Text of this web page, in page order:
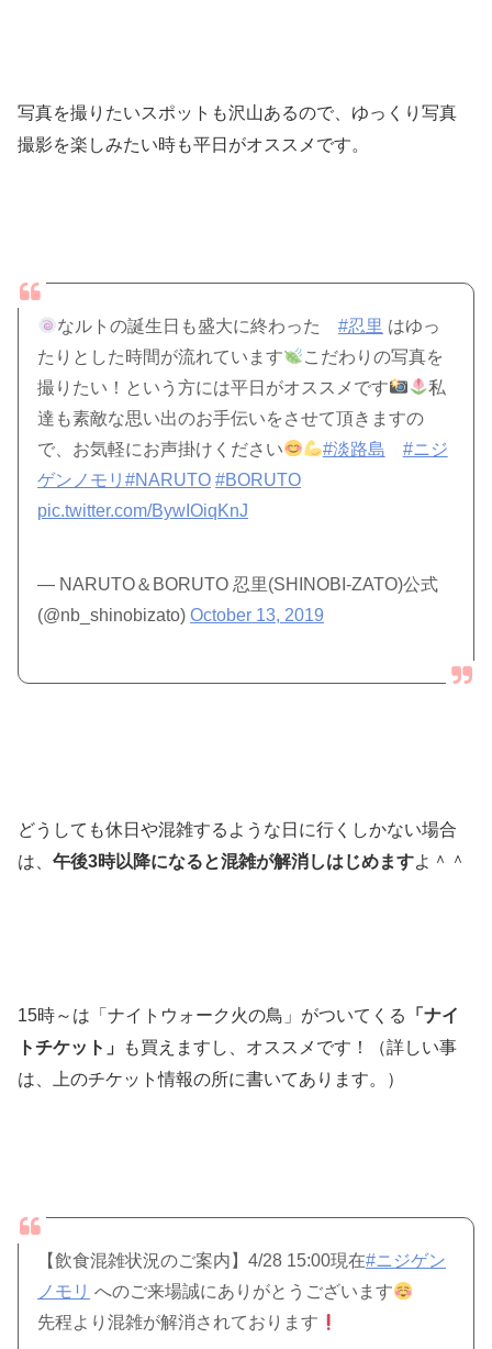
写真を撮りたいスポットも沢山あるので、ゆっくり写真
撮影を楽しみたい時も平日がオススメです。
なルトの誕生日も盛大に終わった #忍里 はゆっ
たりとした時間が流れています
こだわりの写真を
撮りたい！という方には平日がオススメです
私
達も素敵な思い出のお手伝いをさせて頂きますの
で、お気軽にお声掛けください
#淡路島
#ニジ
ゲンノモリ#NARUTO #BORUTO
pic.twitter.com/BywIOiqKnJ
— NARUTO＆BORUTO 忍里(SHINOBI-ZATO)公式
(@nb_shinobizato)October 13, 2019
どうしても休日や混雑するような日に行くしかない場合
は、午後3時以降になると混雑が解消しはじめます よ＾＾
15時～は「ナイトウォーク火の鳥」がついてくる
「ナイ
トチケット」
も買えますし、オススメです！（詳しい事
は、上のチケット情報の所に書いてあります。）
【飲食混雑状況のご案内】4/28 15:00現在#ニジゲン
ノモリ へのご来場誠にありがとうございます
先程より混雑が解消されております